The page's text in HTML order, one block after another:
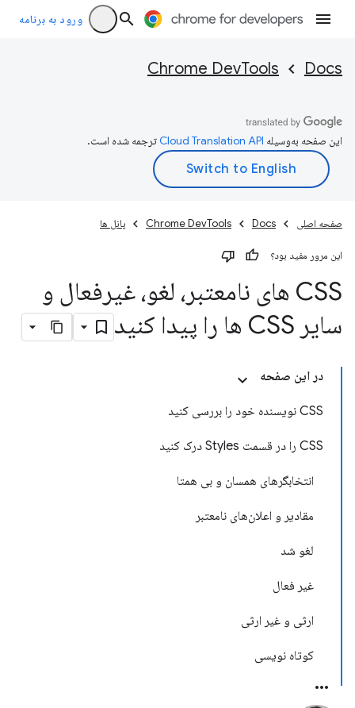
ورود به برنامه
Docs
Chrome DevTools
این صفحه به‌وسیله ترجمه شده است.
صفحه اصلی Docs
Chrome DevTools پانل ها
این مرور مفید بود؟
CSS های نامعتبر، لغو، غیرفعال و
سایر CSS ها را پیدا کنید
در این صفحه
CSS نویسنده خود را بررسی کنید
CSS را در قسمت Styles درک کنید
انتخابگرهای همسان و بی همتا
مقادیر و اعلان‌های نامعتبر
لغو شد
غیر فعال
ارثی و غیر ارثی
کوتاه نویسی